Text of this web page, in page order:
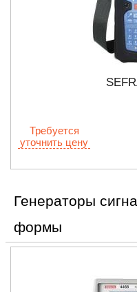
Требуется
уточнить цену
Генераторы
формы